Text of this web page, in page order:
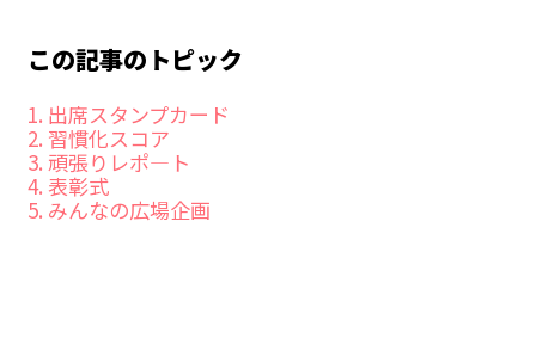
この記事のトピック
1. 出席スタンプカード
2. 習慣化スコア
3. 頑張りレポ―ト
4. 表彰式
5. みんなの広場企画